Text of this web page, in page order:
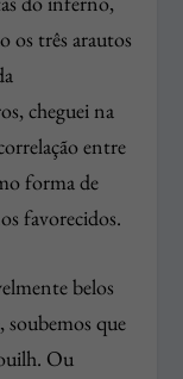
os três arautos
cheguei na
entre
forma de
favorecidos.
belos
soubemos que
Ou